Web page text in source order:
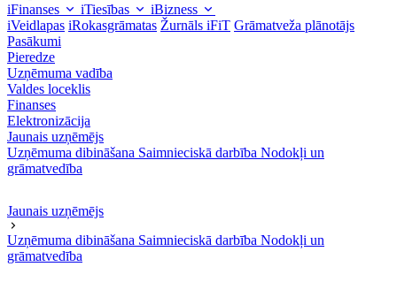
iFinanses iTiesības
iBizness
iVeidlapas iRokasgrāmatas Žurnāls iFiT Grāmatveža plānotājs
Pasākumi
Pieredze
Uzņēmuma vadība
Valdes loceklis
Finanses
Elektronizācija
Jaunais uzņēmējs
Uzņēmuma dibināšana Saimnieciskā darbība Nodokļi un
grāmatvedība
Jaunais uzņēmējs
Uzņēmuma dibināšana Saimnieciskā darbība Nodokļi un
grāmatvedība